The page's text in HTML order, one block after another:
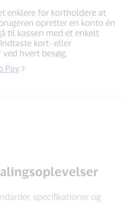
enklere for kortholdere at
opretter en konto én
til kassen med et enkelt
kort- eller
hvert besøg.
Pay
specifikationer og